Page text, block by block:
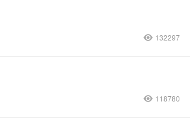
132297
118780